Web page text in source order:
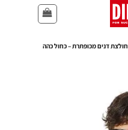
חולצת דנים מכופתרת – כחול כהה